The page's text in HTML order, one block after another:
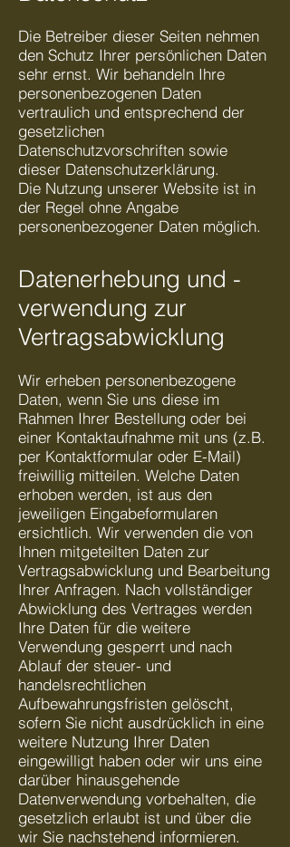
Die Betreiber dieser Seiten nehmen
den Schutz Ihrer persönlichen Daten
sehr ernst. Wir behandeln Ihre
personenbezogenen Daten
vertraulich und entsprechend der
gesetzlichen
Datenschutzvorschriften sowie
dieser Datenschutzerklärung.
Die Nutzung unserer Website ist in
der Regel ohne Angabe
personenbezogener Daten möglich.
Datenerhebung und -
verwendung zur
Vertragsabwicklung
Wir erheben personenbezogene
Daten, wenn Sie uns diese im
Rahmen Ihrer Bestellung oder bei
einer Kontaktaufnahme mit uns (z.B.
per Kontaktformular oder E-Mail)
freiwillig mitteilen. Welche Daten
erhoben werden, ist aus den
jeweiligen Eingabeformularen
ersichtlich. Wir verwenden die von
Ihnen mitgeteilten Daten zur
Vertragsabwicklung und Bearbeitung
Ihrer Anfragen. Nach vollständiger
Abwicklung des Vertrages werden
Ihre Daten für die weitere
Verwendung gesperrt und nach
Ablauf der steuer- und
handelsrechtlichen
Aufbewahrungsfristen gelöscht,
sofern Sie nicht ausdrücklich in eine
weitere Nutzung Ihrer Daten
eingewilligt haben oder wir uns eine
darüber hinausgehende
Datenverwendung vorbehalten, die
gesetzlich erlaubt ist und über die
wir Sie nachstehend informieren.